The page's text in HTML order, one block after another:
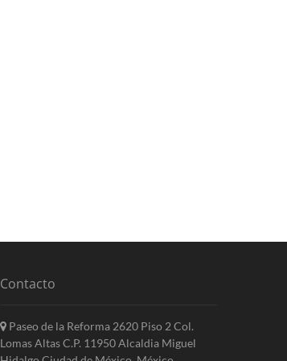
Contacto
Paseo de la Reforma 2620 Piso 2 Col.
Lomas Altas C.P. 11950 Alcaldia Miguel